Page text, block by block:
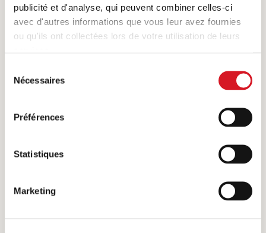
publicité et d'analyse, qui peuvent combiner celles-ci
avec d'autres informations que vous leur avez fournies
ou qu'ils ont collectées lors de votre utilisation de leurs
Nécessaires
Préférences
Statistiques
Marketing
RÔTI